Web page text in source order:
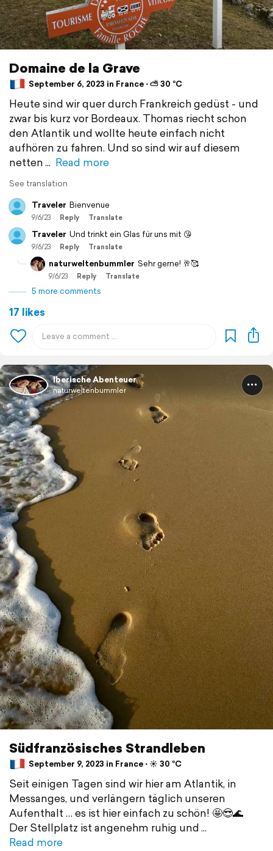
Domaine de la Grave
September 6, 2023 in France ⋅ ⛅ 30 °C
Heute sind wir quer durch Frankreich gedüst - und
zwar bis kurz vor Bordeaux. Thomas riecht schon
den Atlantik und wollte heute einfach nicht
aufhören zu fahren. Und so sind wir auf diesem
netten
Read more
See translation
Traveler Bienvenue
9/6/23 Reply Translate
Traveler Und trinkt ein Glas für uns mit 😘
9/6/23 Reply Translate
naturweltenbummler Sehr gerne! 🥂🥰
9/6/23 Reply Translate
5 more comments
17 likes
Iberische Abenteuer
naturweltenbummler
Südfranzösisches Strandleben
September 9, 2023 in France ⋅ ☀️ 30 °C
Seit einigen Tagen sind wir hier am Atlantik, in
Messanges, und verlängern täglich unseren
Aufenthalt … es ist hier einfach zu schön! 🤩😎🌊
Der Stellplatz ist angenehm ruhig und
Read more